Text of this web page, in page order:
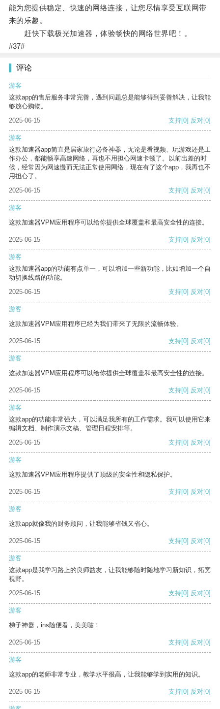
能为您提供稳定、快速的网络连接，让您尽情享受互联网带
来的乐趣。
赶快下载极光加速器，体验畅快的网络世界吧！。
#37#
评论
游客
这款app的售后服务非常完善，遇到问题总是能够得到妥善解决，让我能
够放心购物。
2025-06-15
支持[0] 反对[0]
游客
这款加速器app简直是居家旅行必备神器，无论是看视频、玩游戏还是工
作办公，都能畅享高速网络，再也不用担心网速卡顿了。以前出差的时
候，经常因为网速慢而无法正常使用网络，现在有了这个app，我再也不
用担心了。
2025-06-15
支持[0] 反对[0]
游客
这款加速器VPM应用程序可以给你提供全球覆盖和最高安全性的连接。
2025-06-15 支持[0] 反对[0]
游客
这款加速器app的功能有点单一，可以增加一些新功能，比如增加一个自
动切换线路的功能。
2025-06-15
支持[0] 反对[0]
游客
这款加速器VPM应用程序已经为我们带来了无限的流畅体验。
2025-06-15 支持[0] 反对[0]
游客
这款加速器VPM应用程序可以给你提供全球覆盖和最高安全性的连接。
2025-06-15 支持[0] 反对[0]
游客
这款app的功能非常强大，可以满足我所有的工作需求。我可以使用它来
编辑文档、制作演示文稿、管理日程安排等。
2025-06-15
支持[0] 反对[0]
游客
这款加速器VPM应用程序提供了顶级的安全性和隐私保护。
2025-06-15 支持[0] 反对[0]
游客
这款app就像我的财务顾问，让我能够省钱又省心。
2025-06-15 支持[0] 反对[0]
游客
这款app是我学习路上的良师益友，让我能够随时随地学习新知识，拓宽
视野。
2025-06-15
支持[0] 反对[0]
游客
梯子神器，ins随便看，美美哒！
2025-06-15 支持[0] 反对[0]
游客
这款app的老师非常专业，教学水平很高，让我能够学到实用的知识。
2025-06-15 支持[0] 反对[0]